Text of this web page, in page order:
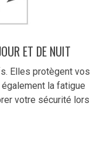
ET DE NUIT
Elles protègent vos
la fatigue
votre sécurité lors